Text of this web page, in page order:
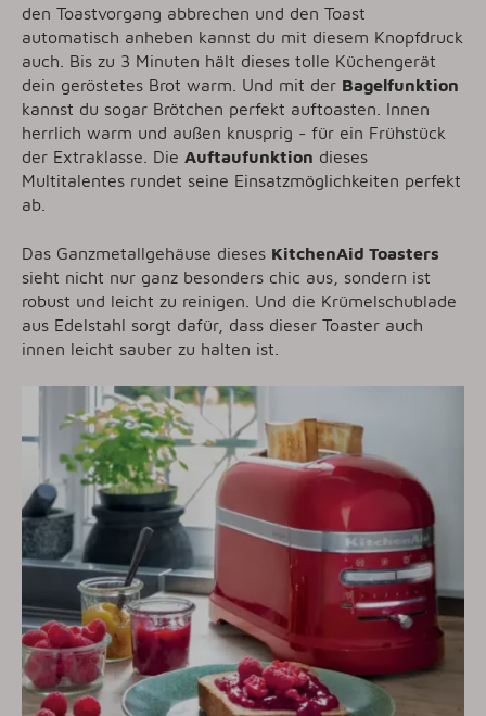
den Toastvorgang abbrechen und den Toast
automatisch anheben kannst du mit diesem Knopfdruck
auch. Bis zu 3 Minuten hält dieses tolle Küchengerät
dein geröstetes Brot warm. Und mit der Bagelfunktion
kannst du sogar Brötchen perfekt auftoasten. Innen
herrlich warm und außen knusprig - für ein Frühstück
der Extraklasse. Die Auftaufunktion dieses
Multitalentes rundet seine Einsatzmöglichkeiten perfekt
ab.
Das Ganzmetallgehäuse dieses KitchenAid Toasters
sieht nicht nur ganz besonders chic aus, sondern ist
robust und leicht zu reinigen. Und die Krümelschublade
aus Edelstahl sorgt dafür, dass dieser Toaster auch
innen leicht sauber zu halten ist.